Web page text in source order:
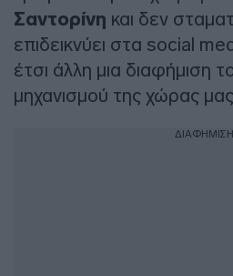
Σαντορίνη και δεν
επιδεικνύει στα social
έτσι άλλη μια διαφήμιση
μηχανισμού της χώρας
ΔΙΑΦΗΜΙΣΗ